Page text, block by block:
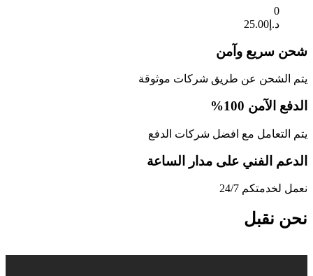
0
د.إ 25.00
شحن سريع وآمن
يتم الشحن عن طريق شركات موثوقة
الدفع الآمن 100%
يتم التعامل مع افضل شركات الدفع
الدعم الفني على مدار الساعة
نعمل لخدمتكم 24/7
نحن نقبل